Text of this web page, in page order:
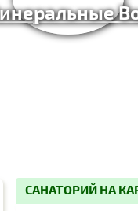
САНАТОРИЙ НА